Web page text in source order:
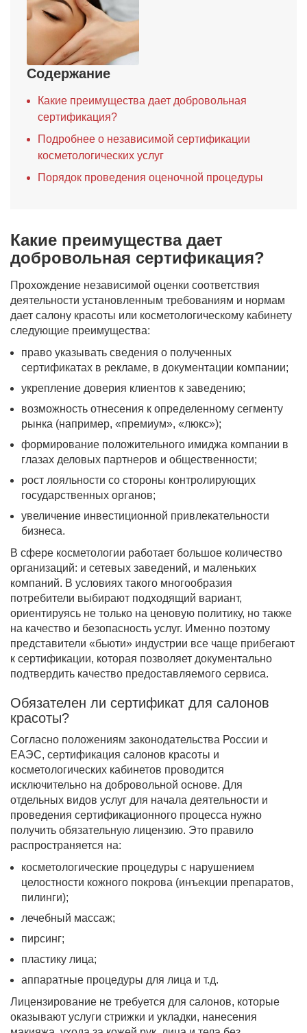
Содержание
Какие преимущества дает добровольная
сертификация?
Подробнее о независимой сертификации
косметологических услуг
Порядок проведения оценочной процедуры
Какие преимущества дает
добровольная сертификация?
Прохождение независимой оценки соответствия
деятельности установленным требованиям и нормам
дает салону красоты или косметологическому кабинету
следующие преимущества:
право указывать сведения о полученных
сертификатах в рекламе, в документации компании;
укрепление доверия клиентов к заведению;
возможность отнесения к определенному сегменту
рынка (например, «премиум», «люкс»);
формирование положительного имиджа компании в
глазах деловых партнеров и общественности;
рост лояльности со стороны контролирующих
государственных органов;
увеличение инвестиционной привлекательности
бизнеса.
В сфере косметологии работает большое количество
организаций: и сетевых заведений, и маленьких
компаний. В условиях такого многообразия
потребители выбирают подходящий вариант,
ориентируясь не только на ценовую политику, но также
на качество и безопасность услуг. Именно поэтому
представители «бьюти» индустрии все чаще прибегают
к сертификации, которая позволяет документально
подтвердить качество предоставляемого сервиса.
Обязателен ли сертификат для салонов
красоты?
Согласно положениям законодательства России и
ЕАЭС, сертификация салонов красоты и
косметологических кабинетов проводится
исключительно на добровольной основе. Для
отдельных видов услуг для начала деятельности и
проведения сертификационного процесса нужно
получить обязательную лицензию. Это правило
распространяется на:
косметологические процедуры с нарушением
целостности кожного покрова (инъекции препаратов,
пилинги);
лечебный массаж;
пирсинг;
пластику лица;
аппаратные процедуры для лица и т.д.
Лицензирование не требуется для салонов, которые
оказывают услуги стрижки и укладки, нанесения